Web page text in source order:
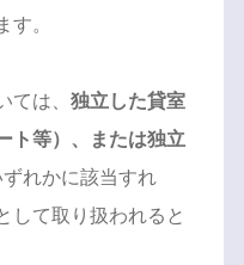
す。
ては、 独立した貸室
ト等）、または独立
れかに該当すれ
して取り扱われると